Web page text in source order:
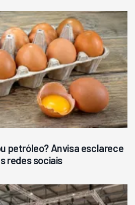
966
petróleo? Anvisa esclarece
redes sociais